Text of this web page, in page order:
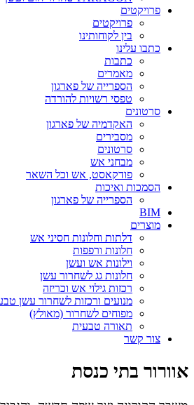
פרויקטים
פרויקטים
בין לקוחותינו
כתבו עלינו
כתבות
מאמרים
הספרייה של פארגון
טפסי רשויות להורדה
סרטונים
האקדמיה של פארגון
מסבירים
סרטונים
מבחני אש
פודקאסט, אש וכל השאר
הסמכות ואיכות
הספרייה של פארגון
BIM
מוצרים‎
דלתות וחלונות חסיני אש
חלונות ורפפות
וילונות אש ועשן
חלונות גג לשחרור עשן
רכזות גילוי אש וכריזה
מנועים ורכזות לשחרור עשן
מפוחים לשחרור (מאולץ)
תאורה טבעית
צור קשר
אוורור בתי כנסת